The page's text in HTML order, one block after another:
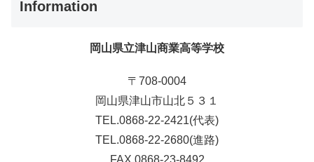
Information
岡山県立津山商業高等学校
〒708-0004
岡山県津山市山北５３１
TEL.0868-22-2421(代表)
TEL.0868-22-2680(進路)
FAX.0868-23-8492